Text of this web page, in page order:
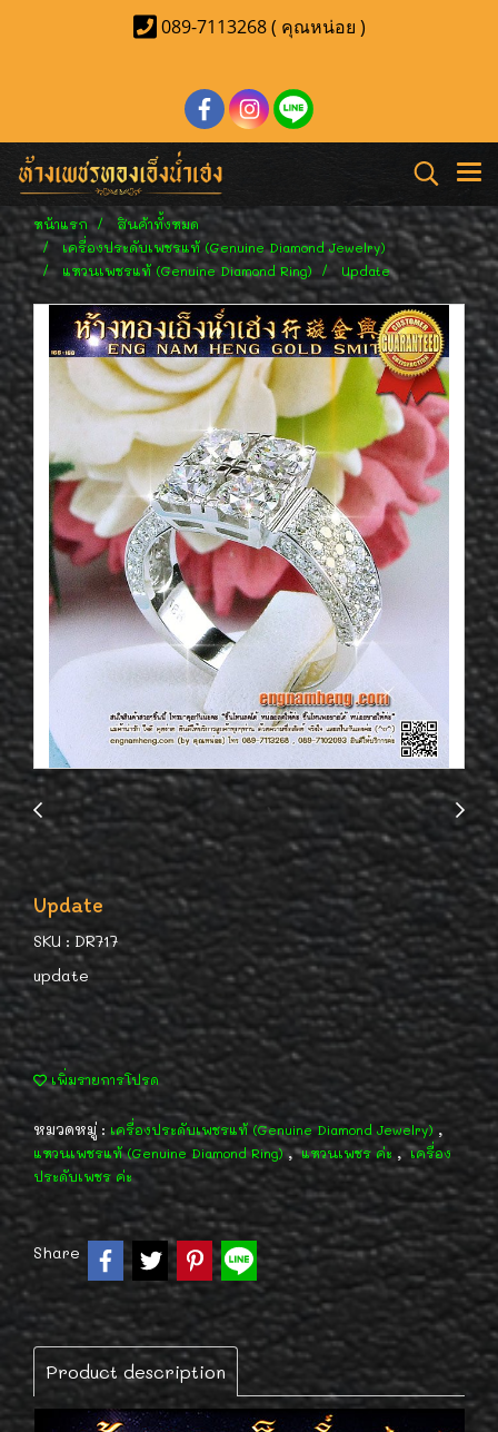
089-7113268 ( คุณหน่อย )
หน้าแรก
สินค้าทั้งหมด
เครื่องประดับเพชรแท้ (Genuine Diamond Jewelry)
แหวนเพชรแท้ (Genuine Diamond Ring)
Update
Update
SKU : DR717
update
เพิ่มรายการโปรด
หมวดหมู่ : เครื่องประดับเพชรแท้ (Genuine Diamond Jewelry) ,
แหวนเพชรแท้ (Genuine Diamond Ring), แหวนเพชร ค่ะ , เครื่อง
ประดับเพชร ค่ะ
Share
Product description